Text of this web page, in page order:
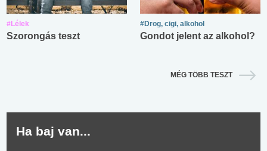
#Lélek
Szorongás teszt
#Drog, cigi, alkohol
Gondot jelent az alkohol?
MÉG TÖBB TESZT
Ha baj van...